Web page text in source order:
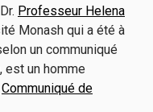
Professeur Helena
Monash qui a été à
un communiqué
est un homme
Communiqué de